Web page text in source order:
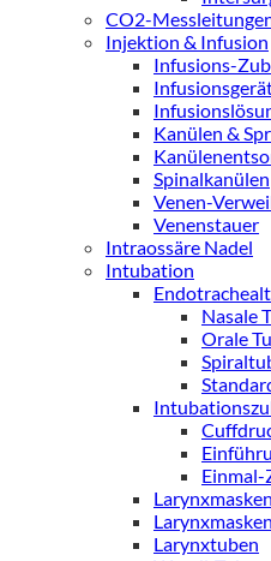
CO2-
Injektion & Infusion
Infusions-
Kanülen &
Spinalkanülen
Venen-
Venenstauer
Intraossäre Nadel
Intubation
Nasale
Orale
Einmal-
Larynxtuben